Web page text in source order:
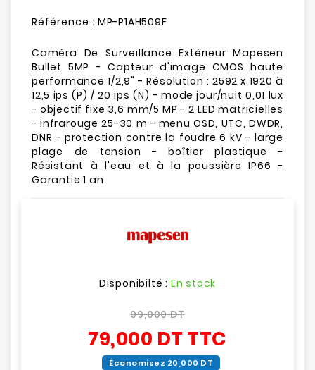
Référence : MP-P1AH509F
Caméra De Surveillance Extérieur Mapesen
Bullet 5MP - Capteur d'image CMOS haute
performance 1/2,9" - Résolution : 2592 x 1920 à
12,5 ips (P) / 20 ips (N) - mode jour/nuit 0,01 lux
- objectif fixe 3,6 mm/5 MP - 2 LED matricielles
- infrarouge 25-30 m - menu OSD, UTC, DWDR,
DNR - protection contre la foudre 6 kV - large
plage de tension - boîtier plastique -
Résistant à l'eau et à la poussière IP66 -
Garantie 1 an
Disponibilté : En stock
99,000 DT
79,000 DT TTC
Économisez 20,000 DT